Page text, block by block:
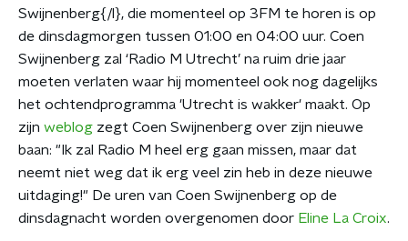
Swijnenberg{/l}, die momenteel op 3FM te horen is op
de dinsdagmorgen tussen 01:00 en 04:00 uur. Coen
Swijnenberg zal ‘Radio M Utrecht’ na ruim drie jaar
moeten verlaten waar hij momenteel ook nog dagelijks
het ochtendprogramma 'Utrecht is wakker' maakt. Op
zijn weblog zegt Coen Swijnenberg over zijn nieuwe
baan: "Ik zal Radio M heel erg gaan missen, maar dat
neemt niet weg dat ik erg veel zin heb in deze nieuwe
uitdaging!" De uren van Coen Swijnenberg op de
dinsdagnacht worden overgenomen door Eline La Croix.